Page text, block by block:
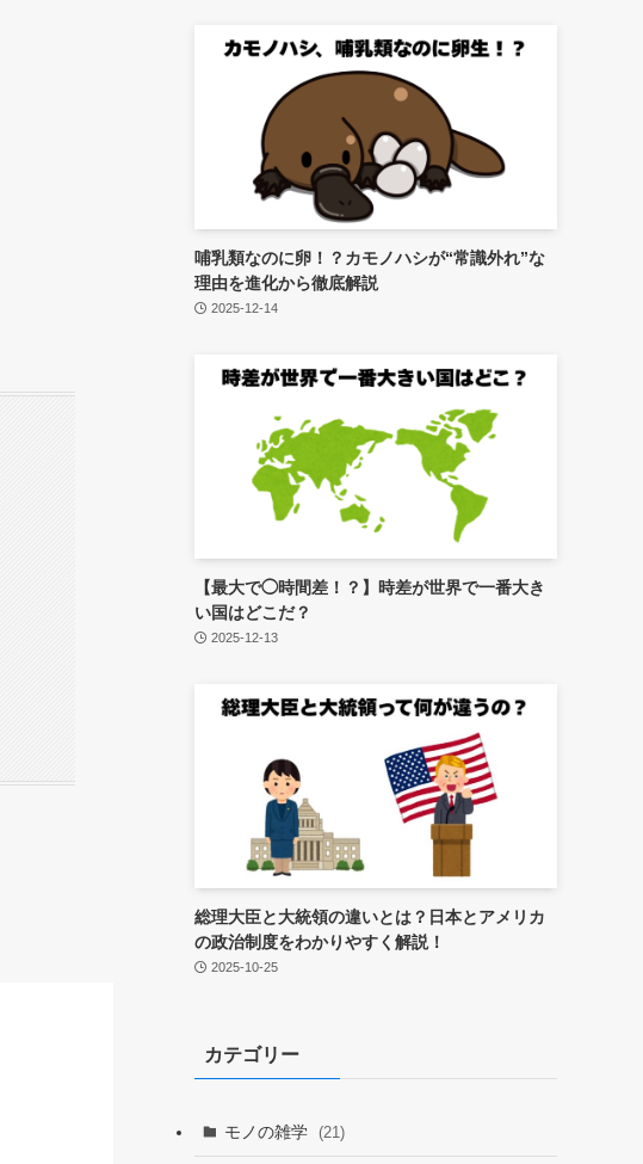
哺乳類なのに卵！？カモノハシが“常識外れ”な
理由を進化から徹底解説
2025-12-14
【最大で◯時間差！？】時差が世界で一番大き
い国はどこだ？
2025-12-13
総理大臣と大統領の違いとは？日本とアメリカ
の政治制度をわかりやすく解説！
2025-10-25
カテゴリー
モノの雑学 (21)